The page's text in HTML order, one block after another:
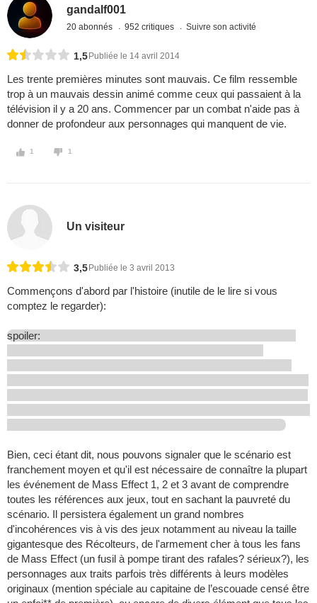
gandalf001
20 abonnés 952 critiques Suivre son activité
1,5 Publiée le 14 avril 2014
Les trente premières minutes sont mauvais. Ce film ressemble
trop à un mauvais dessin animé comme ceux qui passaient à la
télévision il y a 20 ans. Commencer par un combat n'aide pas à
donner de profondeur aux personnages qui manquent de vie.
1 1
Un visiteur
3,5 Publiée le 3 avril 2013
Commençons d'abord par l'histoire (inutile de le lire si vous
comptez le regarder):
spoiler:
Bien, ceci étant dit, nous pouvons signaler que le scénario est
franchement moyen et qu'il est nécessaire de connaître la plupart
les événement de Mass Effect 1, 2 et 3 avant de comprendre
toutes les références aux jeux, tout en sachant la pauvreté du
scénario. Il persistera également un grand nombres
d'incohérences vis à vis des jeux notamment au niveau la taille
gigantesque des Récolteurs, de l'armement cher à tous les fans
de Mass Effect (un fusil à pompe tirant des rafales? sérieux?), les
personnages aux traits parfois très différents à leurs modèles
originaux (mention spéciale au capitaine de l’escouade censé être